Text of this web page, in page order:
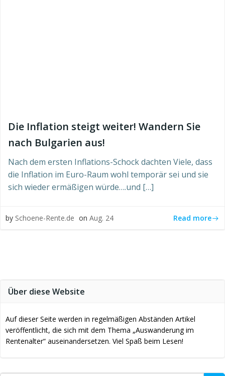
Die Inflation steigt weiter! Wandern Sie
nach Bulgarien aus!
Nach dem ersten Inflations-Schock dachten Viele, dass
die Inflation im Euro-Raum wohl temporär sei und sie
sich wieder ermäßigen würde….und […]
by Schoene-Rente.de on Aug. 24 Read more
Über diese Website
Auf dieser Seite werden in regelmäßigen Abständen Artikel
veröffentlicht, die sich mit dem Thema „Auswanderung im
Rentenalter“ auseinandersetzen. Viel Spaß beim Lesen!